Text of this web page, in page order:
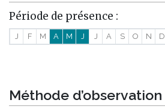
Période de présence :
J F M A M J J A S O N D
Méthode d’observation